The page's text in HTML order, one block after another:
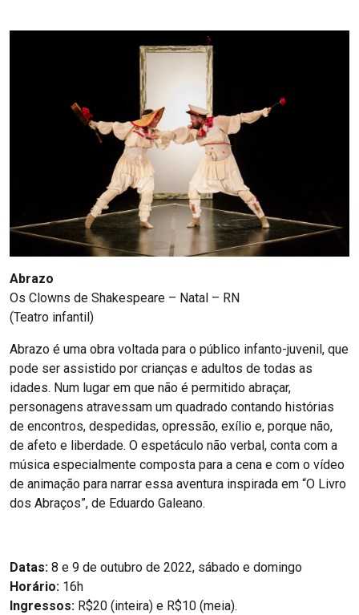
Abrazo
Os Clowns de Shakespeare – Natal – RN
(Teatro infantil)
Abrazo é uma obra voltada para o público infanto-juvenil, que
pode ser assistido por crianças e adultos de todas as
idades. Num lugar em que não é permitido abraçar,
personagens atravessam um quadrado contando histórias
de encontros, despedidas, opressão, exílio e, porque não,
de afeto e liberdade. O espetáculo não verbal, conta com a
música especialmente composta para a cena e com o vídeo
de animação para narrar essa aventura inspirada em “O Livro
dos Abraços”, de Eduardo Galeano.
Datas: 8 e 9 de outubro de 2022, sábado e domingo
Horário: 16h
Ingressos: R$20 (inteira) e R$10 (meia).